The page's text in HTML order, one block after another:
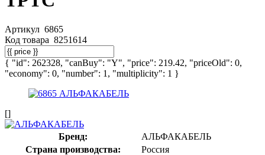
Артикул 6865
Код товара 8251614
{ "id": 262328, "canBuy": "Y", "price": 219.42, "priceOld": 0,
"economy": 0, "number": 1, "multiplicity": 1 }
[]
Бренд:
АЛЬФАКАБЕЛЬ
Страна производства:
Россия